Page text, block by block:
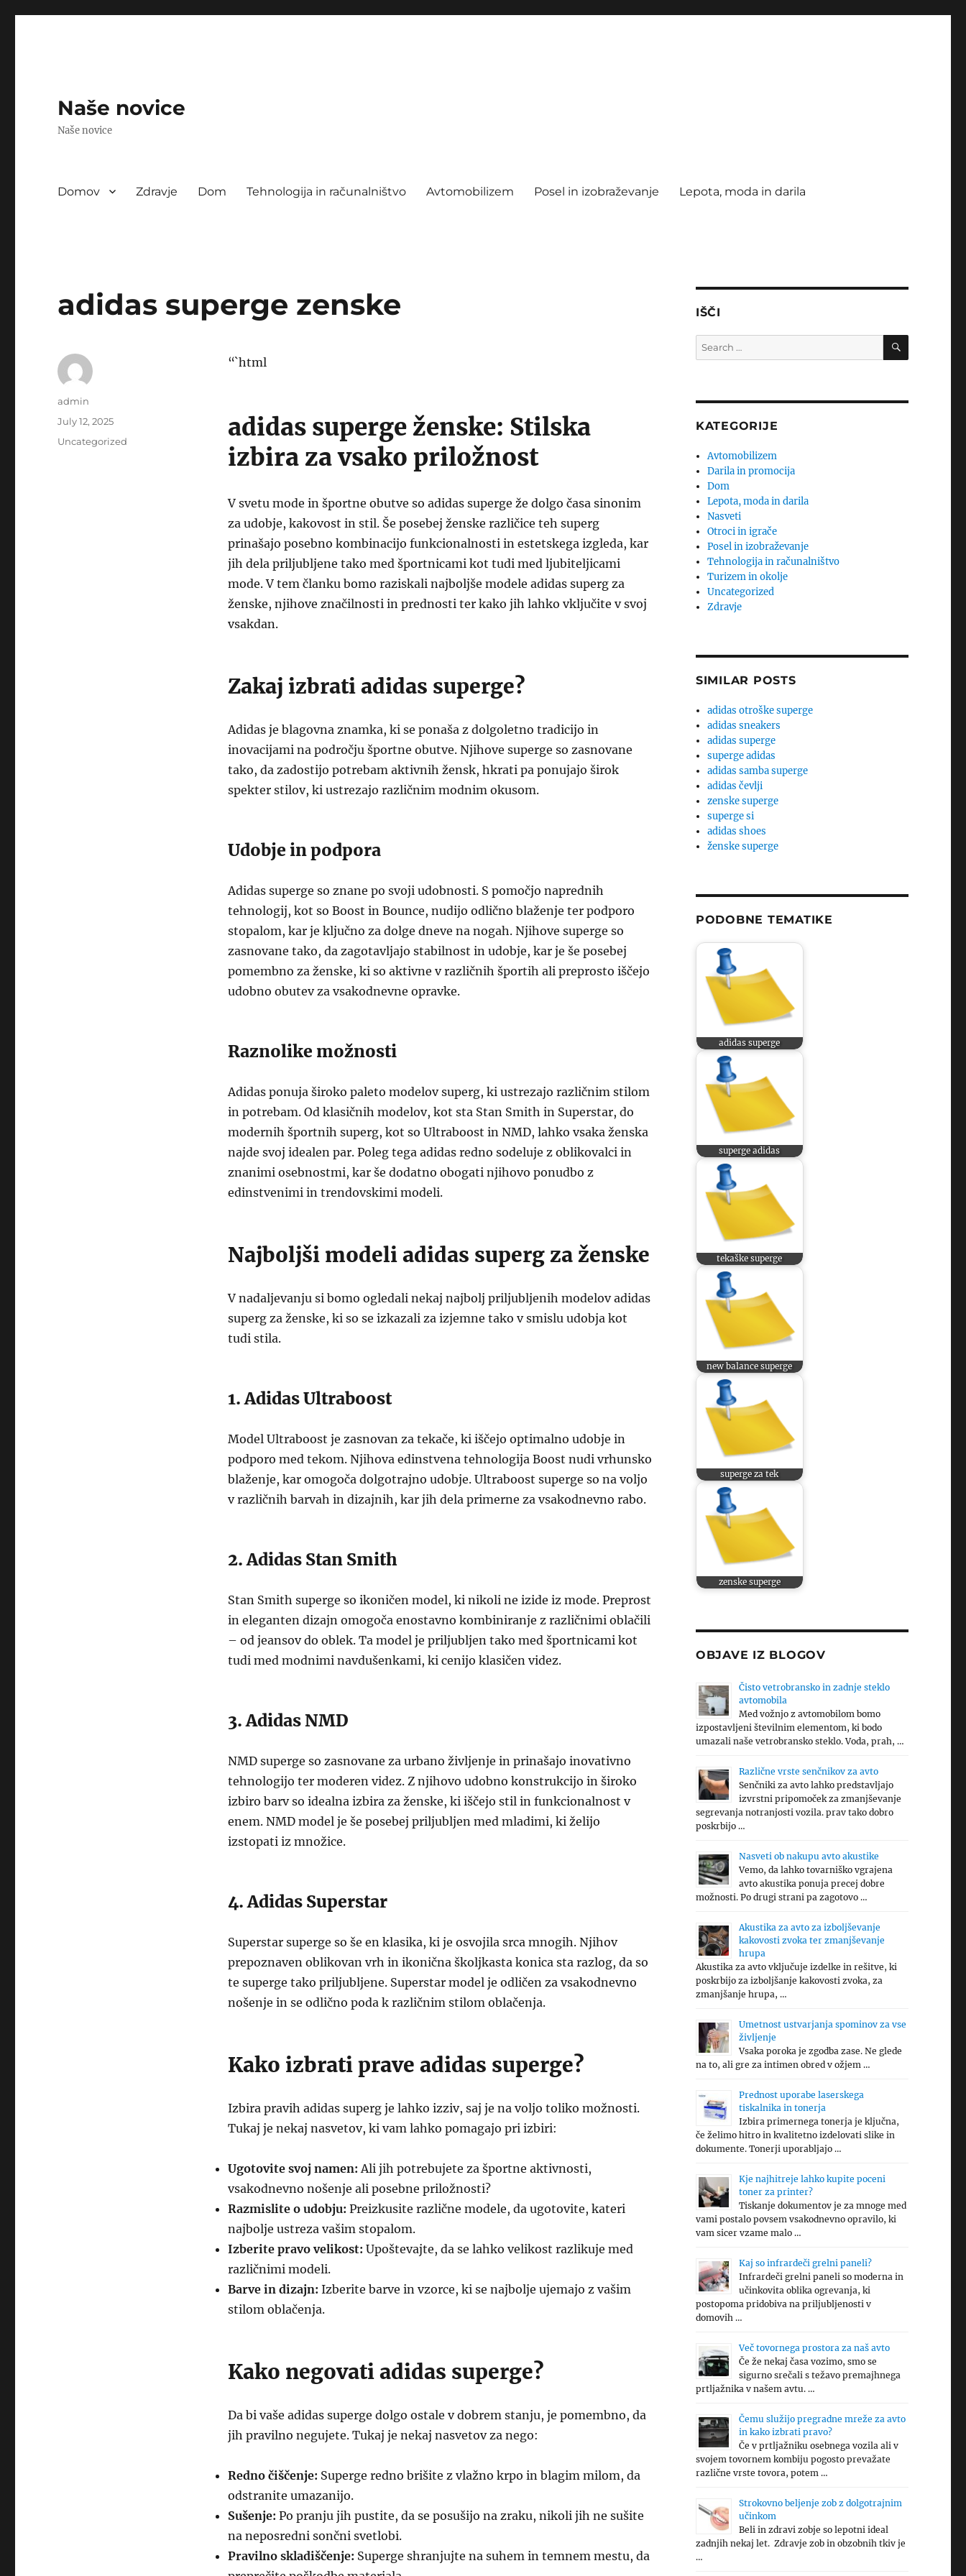
Naše novice
Naše novice
Domov Zdravje Dom Tehnologija in računalništvo Avtomobilizem Posel in izobraževanje Lepota, moda in darila
adidas superge zenske
“`html
adidas superge ženske: Stilska
izbira za vsako priložnost
V svetu mode in športne obutve so adidas superge že dolgo časa sinonim
za udobje, kakovost in stil. Še posebej ženske različice teh superg
prinašajo posebno kombinacijo funkcionalnosti in estetskega izgleda, kar
jih dela priljubljene tako med športnicami kot tudi med ljubiteljicami
mode. V tem članku bomo raziskali najboljše modele adidas superg za
ženske, njihove značilnosti in prednosti ter kako jih lahko vključite v svoj
vsakdan.
Zakaj izbrati adidas superge?
Adidas je blagovna znamka, ki se ponaša z dolgoletno tradicijo in
inovacijami na področju športne obutve. Njihove superge so zasnovane
tako, da zadostijo potrebam aktivnih žensk, hkrati pa ponujajo širok
spekter stilov, ki ustrezajo različnim modnim okusom.
Udobje in podpora
Adidas superge so znane po svoji udobnosti. S pomočjo naprednih
tehnologij, kot so Boost in Bounce, nudijo odlično blaženje ter podporo
stopalom, kar je ključno za dolge dneve na nogah. Njihove superge so
zasnovane tako, da zagotavljajo stabilnost in udobje, kar je še posebej
pomembno za ženske, ki so aktivne v različnih športih ali preprosto iščejo
udobno obutev za vsakodnevne opravke.
Raznolike možnosti
Adidas ponuja široko paleto modelov superg, ki ustrezajo različnim stilom
in potrebam. Od klasičnih modelov, kot sta Stan Smith in Superstar, do
modernih športnih superg, kot so Ultraboost in NMD, lahko vsaka ženska
najde svoj idealen par. Poleg tega adidas redno sodeluje z oblikovalci in
znanimi osebnostmi, kar še dodatno obogati njihovo ponudbo z
edinstvenimi in trendovskimi modeli.
Najboljši modeli adidas superg za ženske
V nadaljevanju si bomo ogledali nekaj najbolj priljubljenih modelov adidas
superg za ženske, ki so se izkazali za izjemne tako v smislu udobja kot
tudi stila.
1. Adidas Ultraboost
Model Ultraboost je zasnovan za tekače, ki iščejo optimalno udobje in
podporo med tekom. Njihova edinstvena tehnologija Boost nudi vrhunsko
blaženje, kar omogoča dolgotrajno udobje. Ultraboost superge so na voljo
v različnih barvah in dizajnih, kar jih dela primerne za vsakodnevno rabo.
2. Adidas Stan Smith
Stan Smith superge so ikoničen model, ki nikoli ne izide iz mode. Preprost
in eleganten dizajn omogoča enostavno kombiniranje z različnimi oblačili
– od jeansov do oblek. Ta model je priljubljen tako med športnicami kot
tudi med modnimi navdušenkami, ki cenijo klasičen videz.
3. Adidas NMD
NMD superge so zasnovane za urbano življenje in prinašajo inovativno
tehnologijo ter moderen videz. Z njihovo udobno konstrukcijo in široko
izbiro barv so idealna izbira za ženske, ki iščejo stil in funkcionalnost v
enem. NMD model je še posebej priljubljen med mladimi, ki želijo
izstopati iz množice.
4. Adidas Superstar
Superstar superge so še en klasika, ki je osvojila srca mnogih. Njihov
prepoznaven oblikovan vrh in ikonična školjkasta konica sta razlog, da so
te superge tako priljubljene. Superstar model je odličen za vsakodnevno
nošenje in se odlično poda k različnim stilom oblačenja.
Kako izbrati prave adidas superge?
Izbira pravih adidas superg je lahko izziv, saj je na voljo toliko možnosti.
Tukaj je nekaj nasvetov, ki vam lahko pomagajo pri izbiri:
Ugotovite svoj namen: Ali jih potrebujete za športne aktivnosti,
vsakodnevno nošenje ali posebne priložnosti?
Razmislite o udobju: Preizkusite različne modele, da ugotovite, kateri
najbolje ustreza vašim stopalom.
Izberite pravo velikost: Upoštevajte, da se lahko velikost razlikuje med
različnimi modeli.
Barve in dizajn: Izberite barve in vzorce, ki se najbolje ujemajo z vašim
stilom oblačenja.
Kako negovati adidas superge?
Da bi vaše adidas superge dolgo ostale v dobrem stanju, je pomembno, da
jih pravilno negujete. Tukaj je nekaj nasvetov za nego:
Redno čiščenje: Superge redno brišite z vlažno krpo in blagim milom, da
odstranite umazanijo.
Sušenje: Po pranju jih pustite, da se posušijo na zraku, nikoli jih ne sušite
na neposredni sončni svetlobi.
Pravilno skladiščenje: Superge shranjujte na suhem in temnem mestu, da
Author
admin
Posted
July 12, 2025
Categories
Uncategorized
IŠČI
Search
for:
SEARCH
KATEGORIJE
Avtomobilizem
Darila in promocija
Dom
Lepota, moda in darila
Nasveti
Otroci in igrače
Posel in izobraževanje
Tehnologija in računalništvo
Turizem in okolje
Uncategorized
Zdravje
SIMILAR POSTS
adidas otroške superge
adidas sneakers
adidas superge
superge adidas
adidas samba superge
adidas čevlji
zenske superge
superge si
adidas shoes
ženske superge
PODOBNE TEMATIKE
adidas superge
superge adidas
tekaške superge
new balance superge
superge za tek
zenske superge
OBJAVE IZ BLOGOV
Čisto vetrobransko in zadnje steklo
avtomobila
Med vožnjo z avtomobilom bomo
izpostavljeni številnim elementom, ki bodo
umazali naše vetrobransko steklo. Voda, prah, …
Različne vrste senčnikov za avto
Senčniki za avto lahko predstavljajo
izvrstni pripomoček za zmanjševanje
segrevanja notranjosti vozila. prav tako dobro
poskrbijo …
Nasveti ob nakupu avto akustike
Vemo, da lahko tovarniško vgrajena
avto akustika ponuja precej dobre
možnosti. Po drugi strani pa zagotovo …
Akustika za avto za izboljševanje
kakovosti zvoka ter zmanjševanje
hrupa
Akustika za avto vključuje izdelke in rešitve, ki
poskrbijo za izboljšanje kakovosti zvoka, za
zmanjšanje hrupa, …
Umetnost ustvarjanja spominov za vse
življenje
Vsaka poroka je zgodba zase. Ne glede
na to, ali gre za intimen obred v ožjem …
Prednost uporabe laserskega
tiskalnika in tonerja
Izbira primernega tonerja je ključna,
če želimo hitro in kvalitetno izdelovati slike in
dokumente. Tonerji uporabljajo …
Kje najhitreje lahko kupite poceni
toner za printer?
Tiskanje dokumentov je za mnoge med
vami postalo povsem vsakodnevno opravilo, ki
vam sicer vzame malo …
Kaj so infrardeči grelni paneli?
Infrardeči grelni paneli so moderna in
učinkovita oblika ogrevanja, ki
postopoma pridobiva na priljubljenosti v
domovih …
Več tovornega prostora za naš avto
Če že nekaj časa vozimo, smo se
sigurno srečali s težavo premajhnega
prtljažnika v našem avtu. …
Čemu služijo pregradne mreže za avto
in kako izbrati pravo?
Če v prtljažniku osebnega vozila ali v
svojem tovornem kombiju pogosto prevažate
različne vrste tovora, potem …
Strokovno beljenje zob z dolgotrajnim
učinkom
Beli in zdravi zobje so lepotni ideal
zadnjih nekaj let. Zdravje zob in obzobnih tkiv je
…